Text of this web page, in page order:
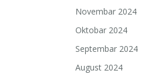
Novembar 2024
Oktobar 2024
Septembar 2024
August 2024